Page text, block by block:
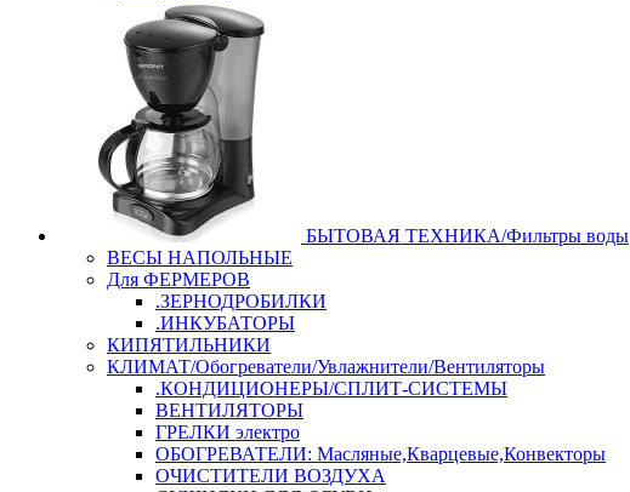
БЫТОВАЯ ТЕХНИКА/Фильтры воды
ВЕСЫ НАПОЛЬНЫЕ
Для ФЕРМЕРОВ
.ЗЕРНОДРОБИЛКИ
.ИНКУБАТОРЫ
КИПЯТИЛЬНИКИ
КЛИМАТ/Обогреватели/Увлажнители/Вентиляторы
.КОНДИЦИОНЕРЫ/СПЛИТ-СИСТЕМЫ
ВЕНТИЛЯТОРЫ
ГРЕЛКИ электро
ОБОГРЕВАТЕЛИ: Масляные,Кварцевые,Конвекторы
ОЧИСТИТЕЛИ ВОЗДУХА